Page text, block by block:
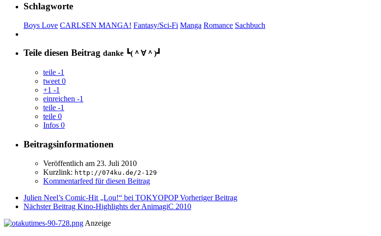
Schlagworte
Boys Love CARLSEN MANGA! Fantasy/Sci-Fi Manga Romance Sachbuch
Teile diesen Beitrag danke ┗(＾∀＾)┛
teile -1
tweet 0
+1 -1
einreichen -1
teile -1
teile 0
Infos 0
Beitragsinformationen
Veröffentlich am 23. Juli 2010
Kurzlink: http://074ku.de/2-129
Kommentarfeed für diesen Beitrag
Julien Neel’s Comic-Hit „Lou!“ bei TOKYOPOPVorheriger Beitrag
Nächster Beitrag Kino-Highlights der AnimagiC 2010
Anzeige